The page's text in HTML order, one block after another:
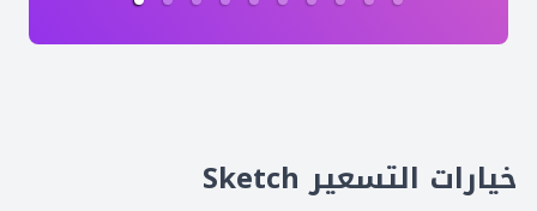
خيارات التسعير Sketch